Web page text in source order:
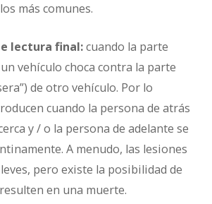
más comunes.
lectura final:cuando la parte
vehículo choca contra la parte
de otro vehículo. Por lo
cuando la persona de atrás
y / o la persona de adelante se
A menudo, las lesiones
pero existe la posibilidad de
en una muerte.